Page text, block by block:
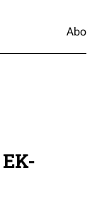
Abo